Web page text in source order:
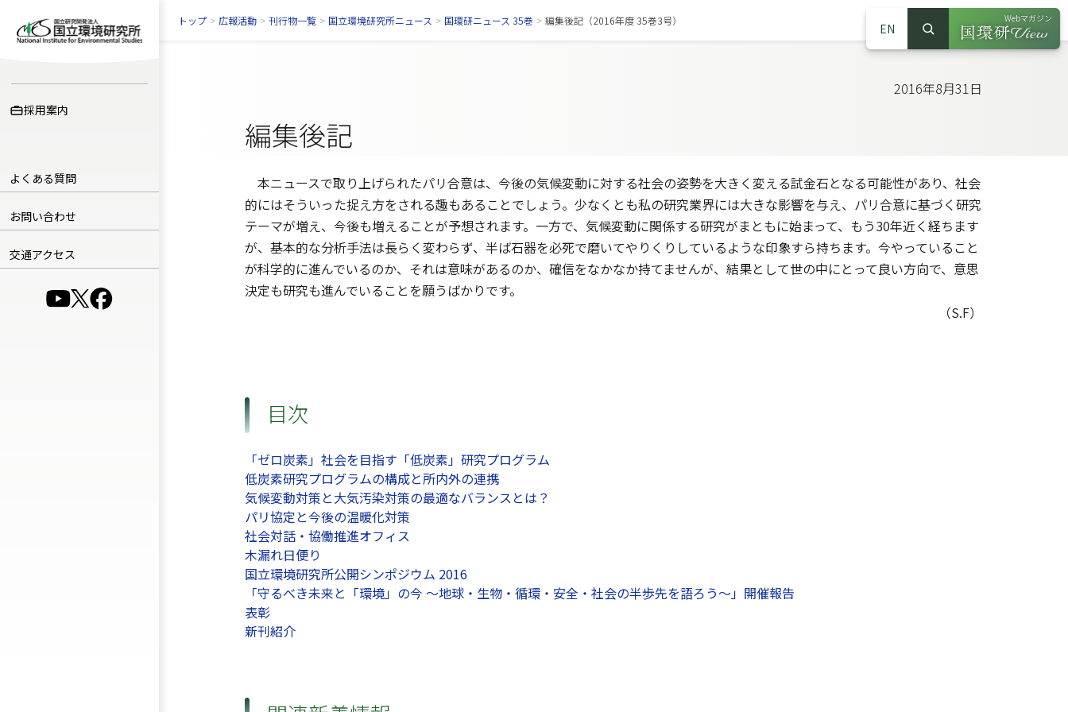
採用案内
よくある質問
お問い合わせ
交通アクセス
（別ウインドウで開きます）
（別ウインドウで開きます）
（別ウインドウで開きます）
EN
サイト内検索
検索
Webマガジン
（別ウインドウ
トップ > 広報活動 > 刊行物一覧 > 国立環境研究所ニュース > 国環研ニュース 35巻 > 編集後記（2016年度 35巻3号）
2016年8月31日
編集後記
本ニュースで取り上げられたパリ合意は、今後の気候変動に対する社会の姿勢を大きく変える試金石となる可能性があり、社会
的にはそういった捉え方をされる趣もあることでしょう。少なくとも私の研究業界には大きな影響を与え、パリ合意に基づく研究
テーマが増え、今後も増えることが予想されます。一方で、気候変動に関係する研究がまともに始まって、もう30年近く経ちます
が、基本的な分析手法は長らく変わらず、半ば石器を必死で磨いてやりくりしているような印象すら持ちます。今やっていること
が科学的に進んでいるのか、それは意味があるのか、確信をなかなか持てませんが、結果として世の中にとって良い方向で、意思
決定も研究も進んでいることを願うばかりです。
（S.F）
目次
「ゼロ炭素」社会を目指す「低炭素」研究プログラム
低炭素研究プログラムの構成と所内外の連携
気候変動対策と大気汚染対策の最適なバランスとは？
パリ協定と今後の温暖化対策
社会対話・協働推進オフィス
木漏れ日便り
国立環境研究所公開シンポジウム 2016
「守るべき未来と「環境」の今 ～地球・生物・循環・安全・社会の半歩先を語ろう～」開催報告
表彰
新刊紹介